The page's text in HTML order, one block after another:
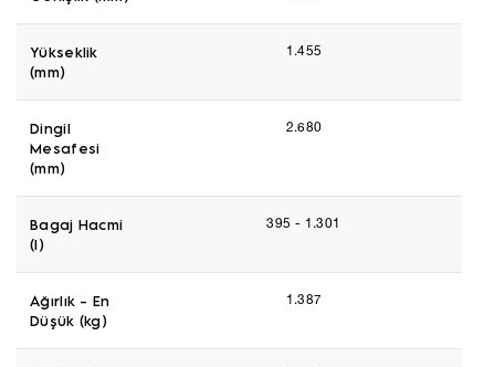
Yükseklik
(mm)
1.455
Dingil
Mesafesi
(mm)
2.680
Bagaj Hacmi
(l)
395 - 1.301
Ağırlık - En
Düşük (kg)
1.387